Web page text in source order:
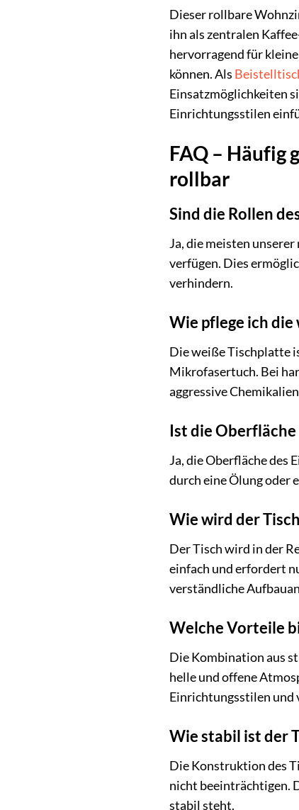
Dieser rollbare
ihn als zentralen
hervorragend für
können. Als
Einsatzmöglichkeiten
Einrichtungsstilen
FAQ – Häufig
rollbar
Sind die Rollen
Ja, die meisten
verfügen. Dies
verhindern.
Wie pflege ich
Die weiße Tischplatte
Mikrofasertuch. Bei
aggressive
Ist die
Ja, die Oberfläche des
durch eine Ölung oder
Wie wird der
Der Tisch wird in der
einfach und erfordert
verständliche
Welche Vorteile
Die Kombination aus
helle und offene
Einrichtungsstilen und
Wie stabil ist der
Die Konstruktion des
nicht beeinträchtigen.
stabil steht.